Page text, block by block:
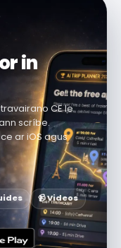
in
CE le
scríbe.
ar iOS agus
📹 Videos